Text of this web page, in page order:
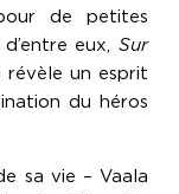
de petites
eux, Sur
révèle un esprit
du héros
sa vie – Vaala